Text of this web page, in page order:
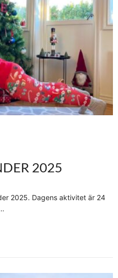
2025
2025. Dagens aktivitet är 24